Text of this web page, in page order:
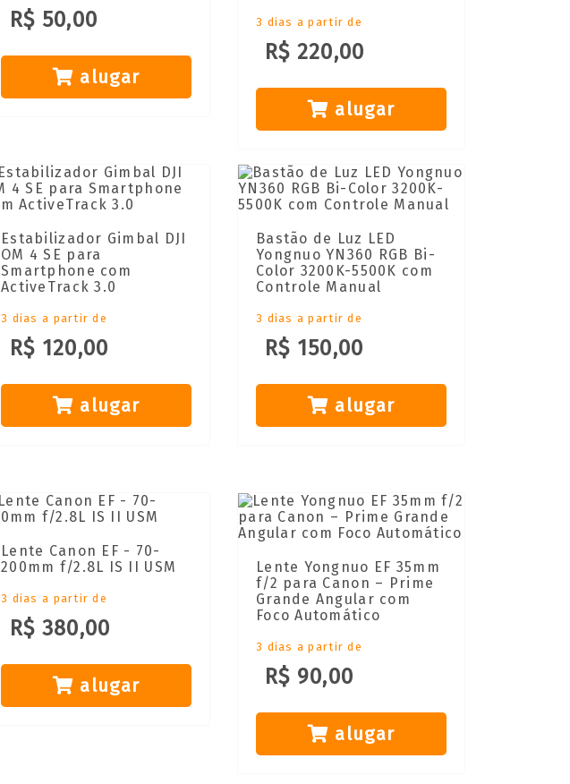
R$ 50,00
alugar
3 dias a partir de
R$ 220,00
alugar
Estabilizador Gimbal DJI
OM 4 SE para
Smartphone com
ActiveTrack 3.0
3 dias a partir de
R$ 120,00
alugar
Bastão de Luz LED
Yongnuo YN360 RGB Bi-
Color 3200K-5500K com
Controle Manual
3 dias a partir de
R$ 150,00
alugar
Lente Canon EF - 70-
200mm f/2.8L IS II USM
3 dias a partir de
R$ 380,00
alugar
Lente Yongnuo EF 35mm
f/2 para Canon – Prime
Grande Angular com
Foco Automático
3 dias a partir de
R$ 90,00
alugar